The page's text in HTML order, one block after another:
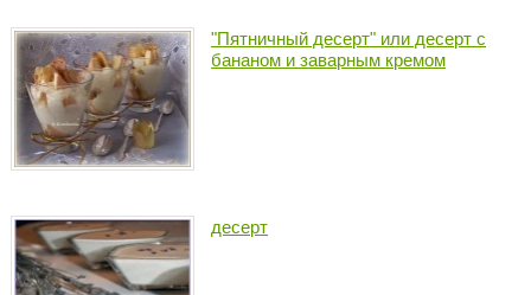
"Пятничный десерт" или десерт с
бананом и заварным кремом
десерт